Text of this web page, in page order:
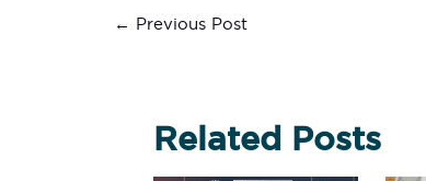
← Previous Post
Related Posts